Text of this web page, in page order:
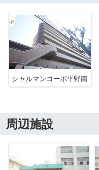
シャルマンコーポ平野南
周辺施設